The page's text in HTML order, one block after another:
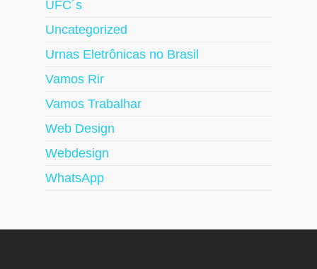
UFC´s
Uncategorized
Urnas Eletrônicas no Brasil
Vamos Rir
Vamos Trabalhar
Web Design
Webdesign
WhatsApp